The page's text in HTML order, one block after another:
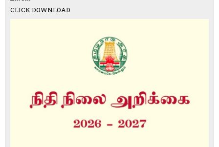
CLICK DOWNLOAD